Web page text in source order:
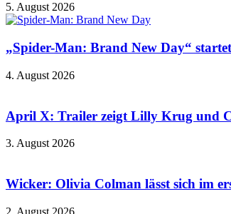
5. August 2026
„Spider-Man: Brand New Day“
4. August 2026
April X: Trailer zeigt Lilly Krug und
3. August 2026
Wicker: Olivia Colman lässt sich im
2. August 2026